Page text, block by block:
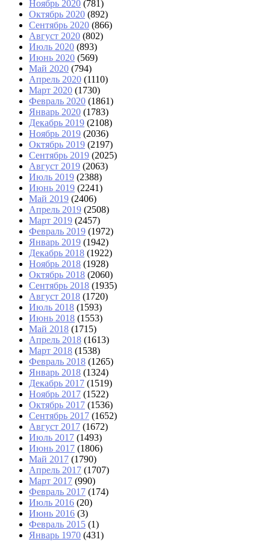
Ноябрь 2020 (781)
Октябрь 2020 (892)
Сентябрь 2020 (866)
Август 2020 (802)
Июль 2020 (893)
Июнь 2020 (569)
Май 2020 (794)
Апрель 2020 (1110)
Март 2020 (1730)
Февраль 2020 (1861)
Январь 2020 (1783)
Декабрь 2019 (2108)
Ноябрь 2019 (2036)
Октябрь 2019 (2197)
Сентябрь 2019 (2025)
Август 2019 (2063)
Июль 2019 (2388)
Июнь 2019 (2241)
Май 2019 (2406)
Апрель 2019 (2508)
Март 2019 (2457)
Февраль 2019 (1972)
Январь 2019 (1942)
Декабрь 2018 (1922)
Ноябрь 2018 (1928)
Октябрь 2018 (2060)
Сентябрь 2018 (1935)
Август 2018 (1720)
Июль 2018 (1593)
Июнь 2018 (1553)
Май 2018 (1715)
Апрель 2018 (1613)
Март 2018 (1538)
Февраль 2018 (1265)
Январь 2018 (1324)
Декабрь 2017 (1519)
Ноябрь 2017 (1522)
Октябрь 2017 (1536)
Сентябрь 2017 (1652)
Август 2017 (1672)
Июль 2017 (1493)
Июнь 2017 (1806)
Май 2017 (1790)
Апрель 2017 (1707)
Март 2017 (990)
Февраль 2017 (174)
Июль 2016 (20)
Июнь 2016 (3)
Февраль 2015 (1)
Январь 1970 (431)